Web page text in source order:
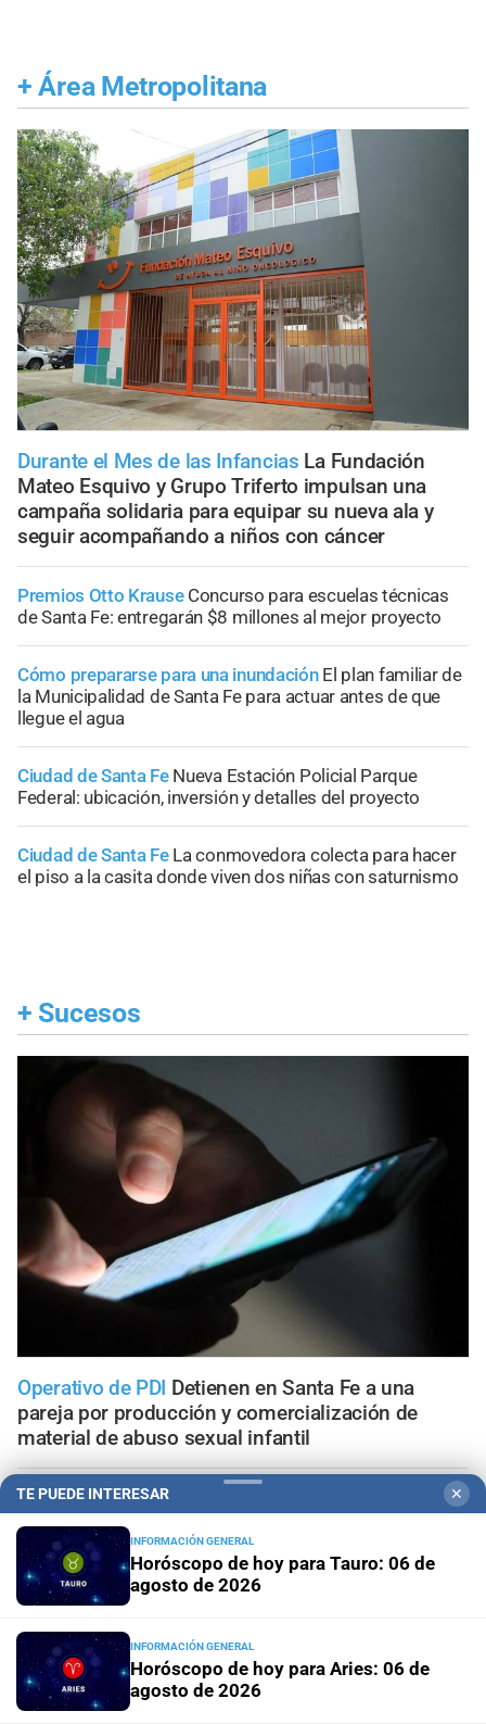
+ Área Metropolitana
Durante el Mes de las Infancias La Fundación
Mateo Esquivo y Grupo Triferto impulsan una
campaña solidaria para equipar su nueva ala y
seguir acompañando a niños con cáncer
Premios Otto Krause Concurso para escuelas técnicas
de Santa Fe: entregarán $8 millones al mejor proyecto
Cómo prepararse para una inundación El plan familiar de
la Municipalidad de Santa Fe para actuar antes de que
llegue el agua
Ciudad de Santa Fe Nueva Estación Policial Parque
Federal: ubicación, inversión y detalles del proyecto
Ciudad de Santa Fe La conmovedora colecta para hacer
el piso a la casita donde viven dos niñas con saturnismo
+ Sucesos
Operativo de PDI Detienen en Santa Fe a una
pareja por producción y comercialización de
material de abuso sexual infantil
Santa Fe Otro tren descarrilado en la zona oeste y un
nuevo intento de saqueo
Apelación de la preliminarNueva instancia judicial en la
causa por la compra de armas para la Policía de Santa Fe
Geriátrico del horrorRatifican tres denuncias previas al
incendio y piden que la prueba se incorpore a la
investigación
TE PUEDE INTERESAR ✕
INFORMACIÓN GENERAL
Horóscopo de hoy para Tauro: 06 de
agosto de 2026
INFORMACIÓN GENERAL
Horóscopo de hoy para Aries: 06 de
agosto de 2026